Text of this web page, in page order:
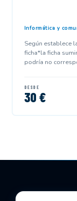
Informática y
Según establece
ficha*la ficha
podría no
DESDE
30 €